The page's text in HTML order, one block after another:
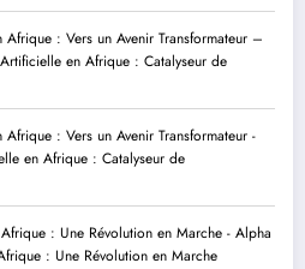
Afrique : Vers un Avenir Transformateur –
Artificielle en Afrique : Catalyseur de
: Vers un Avenir Transformateur -
en Afrique : Catalyseur de
: Une Révolution en Marche - Alpha
: Une Révolution en Marche